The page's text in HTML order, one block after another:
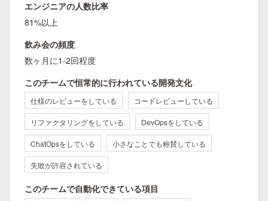
エンジニアの人数比率
81%以上
飲み会の頻度
数ヶ月に1-2回程度
このチームで恒常的に行われている開発文化
仕様のレビューをしている コードレビューしている
リファクタリングをしている DevOpsをしている
ChatOpsをしている 小さなことでも称賛している
失敗が許容されている
このチームで自動化できている項目